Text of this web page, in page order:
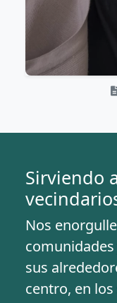
Sirviendo
Nos
sus
centro, en